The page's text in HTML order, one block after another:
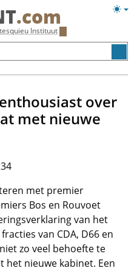
.com
Instituut
over
met nieuwe
met premier
Bos en Rouvoet
van het
van CDA, D66 en
zo veel behoefte te
het nieuwe kabinet. Een